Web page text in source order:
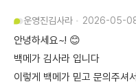
운영진김사라 2026-05-
안녕하세요~! 😊
백메가 김사라 입니다
이렇게 백메가 믿고 문의주셔